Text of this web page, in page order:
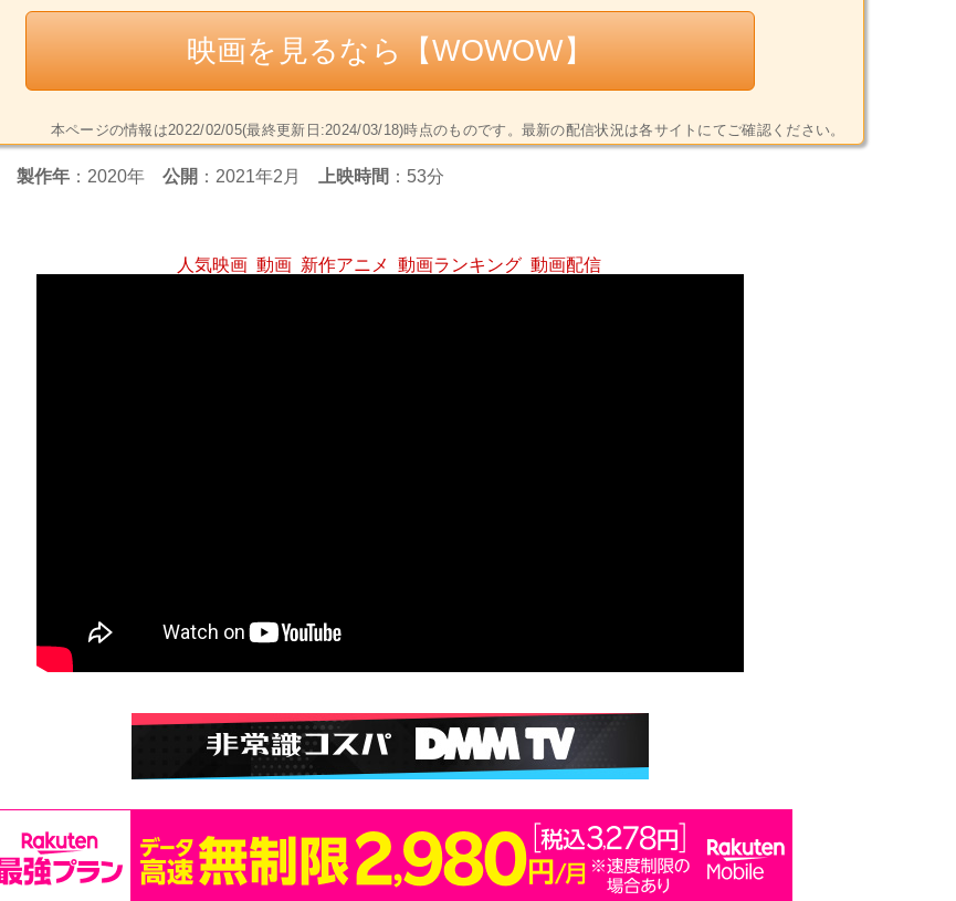
映画を見るなら【WOWOW】
本ページの情報は2022/02/05(最終更新日:2024/03/18)時点のものです。最新の配信状況は各サイトにてご確認ください。
製作年 ：2020年 公開 ：2021年2月 上映時間 ：53分
人気映画 動画 新作アニメ 動画ランキング 動画配信